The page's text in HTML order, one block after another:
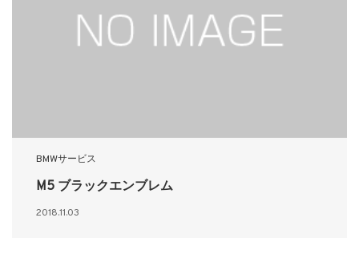
BMWサービス
M5 ブラックエンブレム
2018.11.03